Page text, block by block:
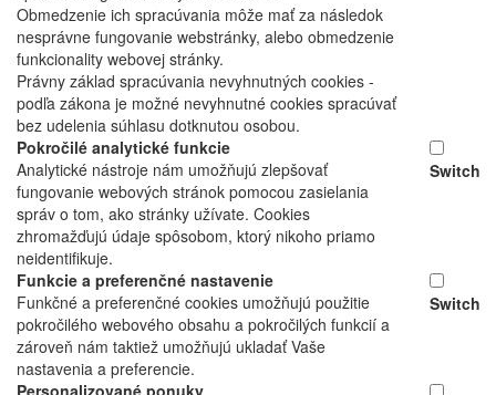
Obmedzenie ich spracúvania môže mať za následok
nesprávne fungovanie webstránky, alebo obmedzenie
funkcionality webovej stránky.
Právny základ spracúvania nevyhnutných cookies -
podľa zákona je možné nevyhnutné cookies spracúvať
bez udelenia súhlasu dotknutou osobou.
Pokročilé analytické funkcie
Analytické nástroje nám umožňujú zlepšovať
fungovanie webových stránok pomocou zasielania
správ o tom, ako stránky užívate. Cookies
zhromažďujú údaje spôsobom, ktorý nikoho priamo
neidentifikuje.
Switch
Funkcie a preferenčné nastavenie
Funkčné a preferenčné cookies umožňujú použitie
pokročilého webového obsahu a pokročilých funkcií a
zároveň nám taktiež umožňujú ukladať Vaše
nastavenia a preferencie.
Switch
Personalizované ponuky